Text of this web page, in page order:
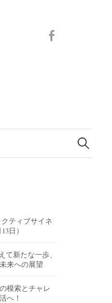
検
ティブサイネ
日）
て新たな一歩、
来への展望
模索とチャレ
へ！